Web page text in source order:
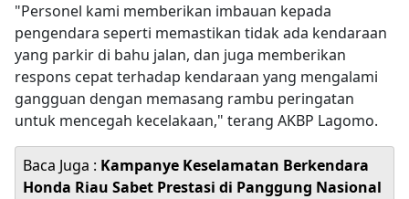
"Personel kami memberikan imbauan kepada
pengendara seperti memastikan tidak ada kendaraan
yang parkir di bahu jalan, dan juga memberikan
respons cepat terhadap kendaraan yang mengalami
gangguan dengan memasang rambu peringatan
untuk mencegah kecelakaan," terang AKBP Lagomo.
Baca Juga : Kampanye Keselamatan Berkendara
Honda Riau Sabet Prestasi di Panggung Nasional